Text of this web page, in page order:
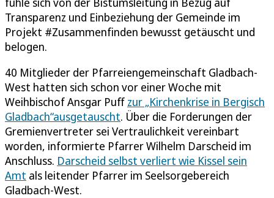
Transparenz und Einbeziehung der Gemeinde im
Projekt #Zusammenfinden bewusst getäuscht und
belogen.
40 Mitglieder der Pfarreiengemeinschaft Gladbach-
West hatten sich schon vor einer Woche mit
Weihbischof Ansgar Puff zur „Kirchenkrise in Bergisch
Gladbach“ausgetauscht. Über die Forderungen der
Gremienvertreter sei Vertraulichkeit vereinbart
worden, informierte Pfarrer Wilhelm Darscheid im
Anschluss. Darscheid selbst verliert wie Kissel sein
Amt als leitender Pfarrer im Seelsorgebereich
Gladbach-West.